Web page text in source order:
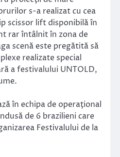
s-a realizat cu cea
scissor lift disponibilă în
rar întâlnit în zona de
scenă este pregătită să
realizate special
a festivalului UNTOLD,
în echipa de operaţional
de 6 brazilieni care
Festivalului de la